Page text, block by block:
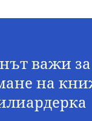
важи
на